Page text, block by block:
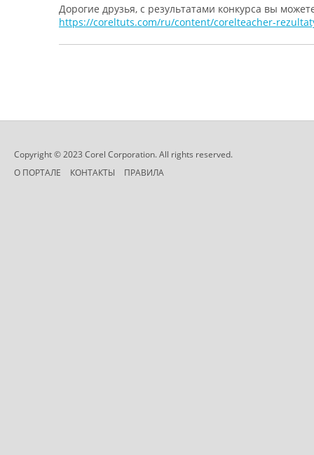
Дорогие друзья, с результатами конкурса вы
https://coreltuts.com/ru/content/corelteacher-
Copyright © 2023 Corel Corporation. All rights reserved.
О ПОРТАЛЕ
КОНТАКТЫ ПРАВИЛА